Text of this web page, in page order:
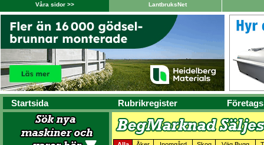
Våra sidor >> LantbruksNet
Startsida Rubrikregister